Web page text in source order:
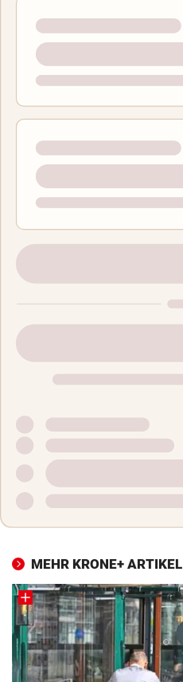
MEHR KRONE+ ARTIKEL